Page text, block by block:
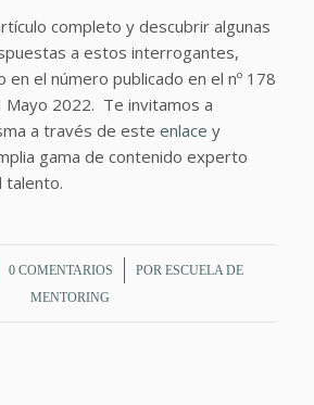
completo y descubrir algunas
a estos interrogantes,
en el número publicado en el nº 178
Mayo 2022. Te invitamos a
a través de este enlace y
gama de contenido experto
talento.
0 COMENTARIOS
/ PORESCUELA DE
MENTORING